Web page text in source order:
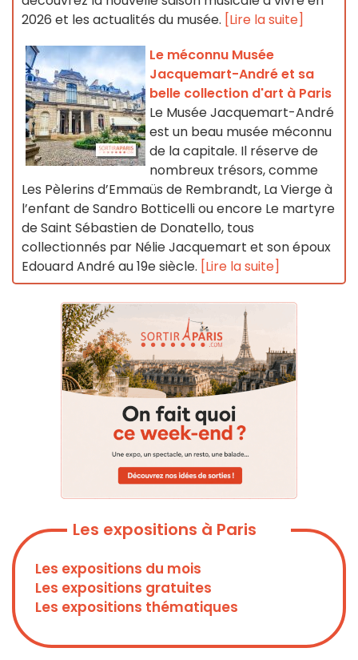
2026 et les actualités du musée. [Lire la suite]
Le méconnu Musée
Jacquemart-André et sa
belle collection d'art à Paris
Le Musée Jacquemart-André
est un beau musée méconnu
de la capitale. Il réserve de
nombreux trésors, comme
Les Pèlerins d’Emmaüs de Rembrandt, La Vierge à
l’enfant de Sandro Botticelli ou encore Le martyre
de Saint Sébastien de Donatello, tous
collectionnés par Nélie Jacquemart et son époux
Edouard André au 19e siècle. [Lire la suite]
Les expositions à Paris
Les expositions du mois
Les expositions gratuites
Les expositions thématiques